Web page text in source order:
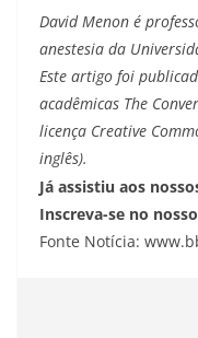
David Menon é
anestesia da
Este artigo foi
acadêmicas The
licença Creative
inglês).
Já assistiu aos
Inscreva-se no
Fonte Notícia: